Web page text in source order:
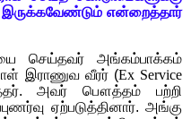
என்றைத்தார்
செய்தவர் அங்கம்பாக்கம்
இராணுவ வீரர் (Ex Service
அவர் பௌத்தம் பற்றி
ஏற்படுத்தினார். அங்கு